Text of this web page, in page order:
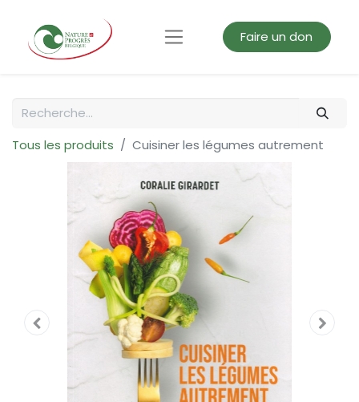
Faire un don
Tous les produits Cuisiner les légumes autrement